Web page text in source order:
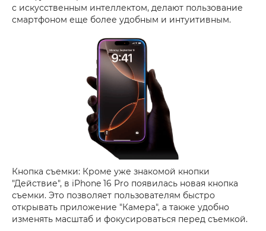
с искусственным интеллектом, делают пользование
смартфоном еще более удобным и интуитивным.
Кнопка съемки: Кроме уже знакомой кнопки
"Действие", в iPhone 16 Pro появилась новая кнопка
съемки. Это позволяет пользователям быстро
открывать приложение "Камера", а также удобно
изменять масштаб и фокусироваться перед съемкой.